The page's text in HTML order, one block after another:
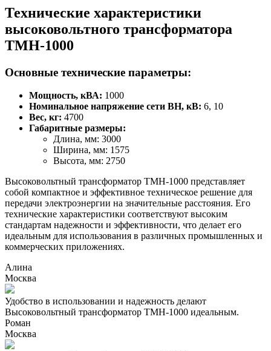
Технические характеристики
высоковольтного трансформатора
ТМН-1000
Основные технические параметры:
Мощность, кВА: 1000
Номинальное напряжение сети ВН, кВ: 6, 10
Вес, кг: 4700
Габаритные размеры:
Длина, мм: 3000
Ширина, мм: 1575
Высота, мм: 2750
Высоковольтный трансформатор ТМН-1000 представляет
собой компактное и эффективное техническое решение для
передачи электроэнергии на значительные расстояния. Его
технические характеристики соответствуют высоким
стандартам надежности и эффективности, что делает его
идеальным для использования в различных промышленных и
коммерческих приложениях.
Алина
Москва
Удобство в использовании и надежность делают
Высоковольтный трансформатор ТМН-1000 идеальным.
Роман
Москва